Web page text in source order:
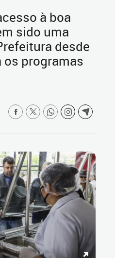
à boa
sido uma
desde
os programas